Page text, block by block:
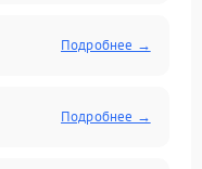
Подробнее →
Подробнее →